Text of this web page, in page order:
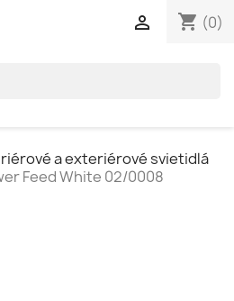
shopping_cart (0)

a exteriérové svietidlá
Feed White 02/0008